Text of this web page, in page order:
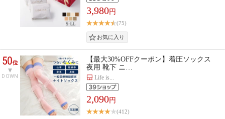
3,980円
(75)
50位
DOWN
【最大30%OFFクーポン】着圧ソックス
夜用 靴下 ニ…
Life is...
2,090円
(412)